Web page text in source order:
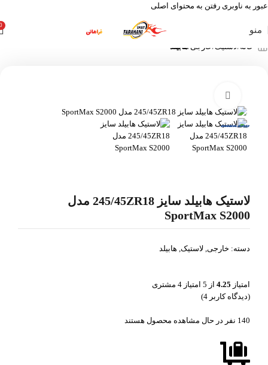
عبور به ناوبری رفتن به محتوای اصلی
منو
خانه لاستیک خارجی هابیلد
لاستیک هابیلد سایز 245/45ZR18 مدل
SportMax S2000
دسته: خارجی, لاستیک, هابیلد
امتیاز 4.25 از 5 امتیاز 4 مشتری
(دیدگاه کاربر 4
)
140 نفر در حال مشاهده محصول هستند